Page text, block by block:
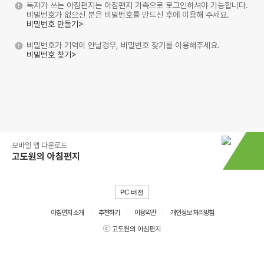
독자가 쓰는 아침편지는 아침편지 가족으로 로그인하셔야 가능합니다.
비밀번호가 없으신 분은 비밀번호를 만드신 후에 이용해 주세요.
비밀번호 만들기>
비밀번호가 기억이 안날경우, 비밀번호 찾기를 이용해주세요.
비밀번호 찾기>
모바일 앱 다운로드
고도원의 아침편지
PC 버전
아침편지 소개 추천하기 이용약관
개인정보 처리방침
ⓒ 고도원의 아침편지